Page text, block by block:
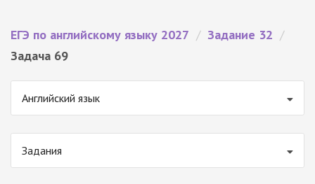
ЕГЭ по английскому языку 2027 / Задание 32 /
Задача 69
Английский язык
Задания